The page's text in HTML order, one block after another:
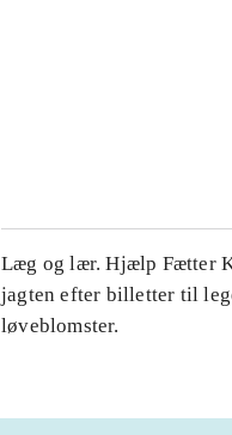
Læg og lær. Hjælp Fætter
jagten efter billetter til
løveblomster.